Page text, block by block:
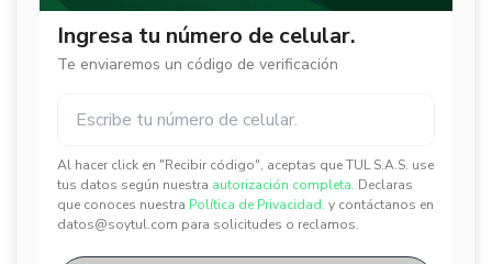
Ingresa tu número de celular.
Te enviaremos un código de verificación
Al hacer click en "Recibir código", aceptas que TUL S.A.S. use
tus datos según nuestra autorización completa. Declaras
que conoces nuestra Política de Privacidad. y contáctanos en
datos@soytul.com para solicitudes o reclamos.
✕
✕